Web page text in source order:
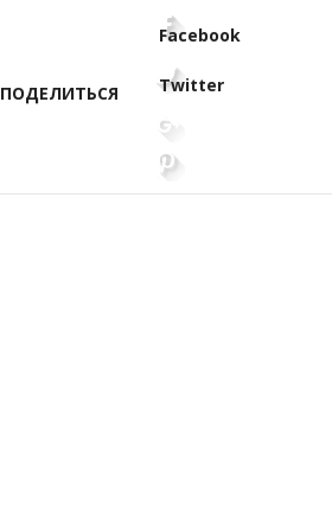
ПОДЕЛИТЬСЯ
Facebook
Twitter